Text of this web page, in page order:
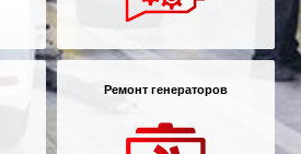
Ремонт генераторов